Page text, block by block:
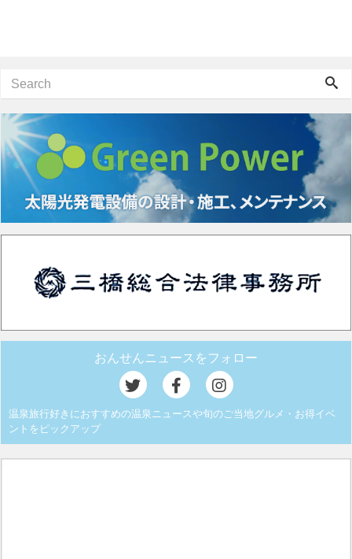
おんせんニュースをフォロー
温泉旅行好きにおすすめの温泉ニュースや旬のご当地グルメ・お得イベ
ントをピックアップ